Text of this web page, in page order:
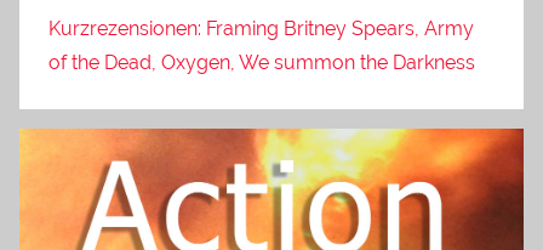
Kurzrezensionen: Framing Britney Spears, Army
of the Dead, Oxygen, We summon the Darkness